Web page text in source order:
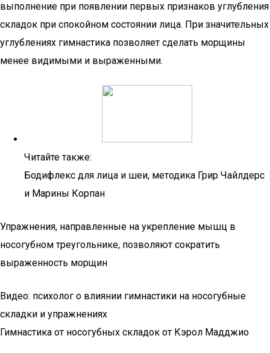
выполнение при появлении первых признаков углубления
складок при спокойном состоянии лица. При значительных
углублениях гимнастика позволяет сделать морщины
менее видимыми и выраженными.
Читайте также:
Бодифлекс для лица и шеи, методика Грир Чайлдерс
и Марины Корпан
Упражнения, направленные на укрепление мышц в
носогубном треугольнике, позволяют сократить
выраженность морщин
Видео: психолог о влиянии гимнастики на носогубные
складки и упражнениях
Гимнастика от носогубных складок от Кэрол Мадджио